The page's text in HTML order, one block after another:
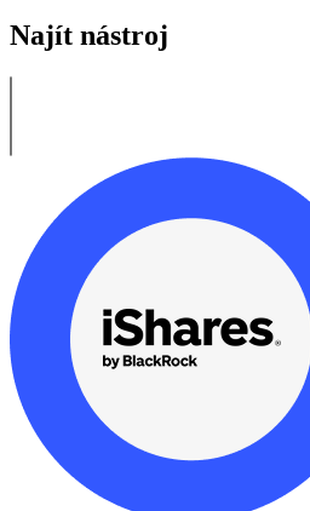
Najít nástroj